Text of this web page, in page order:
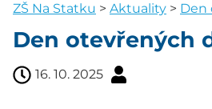
ZŠ Na Statku > Aktuality > Den
Den otevřených
16. 10. 2025